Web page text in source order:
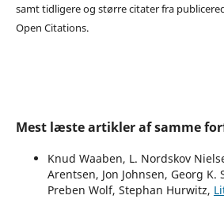
samt tidligere og større citater fra
Open Citations.
Mest læste artikler af samme
Knud Waaben, L. Nordskov
Arentsen, Jon Johnsen, Georg K.
Preben Wolf, Stephan Hurwitz,